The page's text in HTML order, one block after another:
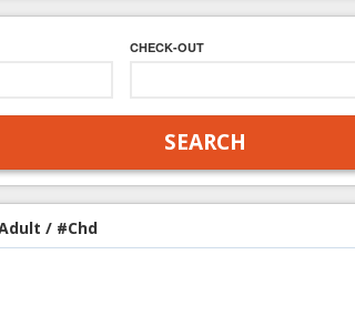
CHECK-OUT
/ #Chd